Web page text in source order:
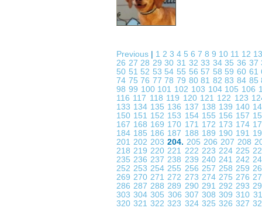
Previous 1 2 3 4 5 6 7 8 9 10 11 12
26 2728 293031 3233 343536 37
50 51 52 53 54 55 56 57 58 5960 61
74 7576 777879 8081 828384 85
98 99 100 101 102 103 104 105 106
116 117 118 119 120 121 122 123
133 134 135 136 137 138 139 140
150 151 152 153 154 155 156 157
167 168 169 170 171 172 173 174
184 185 186 187 188 189 190 191
201 202 203 204. 205 206 207 208
218219220221 222 223 224 225
235236237238 239 240 241 242
252253254255 256 257 258 259
269270271272 273 274 275 276
286287288289 290 291 292 293
303304305 306 307 308309310
320321322323 324 325 326 327